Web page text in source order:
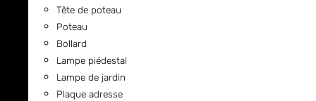
Tête de poteau
Poteau
Bollard
Lampe piédestal
Lampe de jardin
Plaque adresse